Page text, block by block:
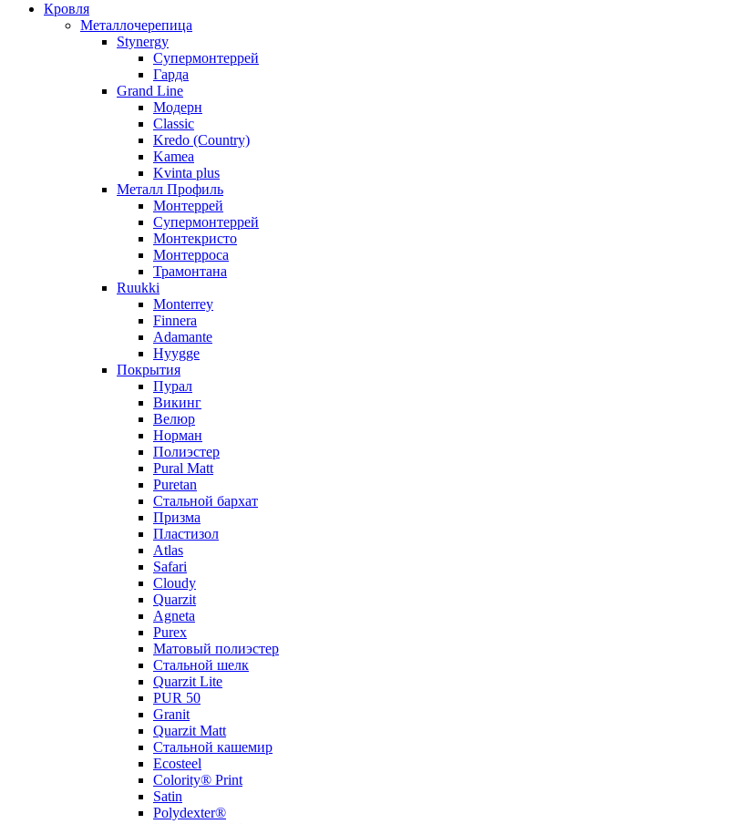
Кровля
Металлочерепица
Stynergy
Супермонтеррей
Гарда
Grand Line
Модерн
Classic
Kredo (Country)
Kamea
Kvinta plus
Металл Профиль
Монтеррей
Супермонтеррей
Монтекристо
Монтерроса
Трамонтана
Ruukki
Monterrey
Finnera
Adamante
Hyygge
Покрытия
Пурал
Викинг
Велюр
Норман
Полиэстер
Pural Matt
Puretan
Стальной бархат
Призма
Пластизол
Atlas
Safari
Cloudy
Quarzit
Agneta
Purex
Матовый полиэстер
Стальной шелк
Quarzit Lite
PUR 50
Granit
Quarzit Matt
Стальной кашемир
Ecosteel
Colority® Print
Satin
Polydexter®